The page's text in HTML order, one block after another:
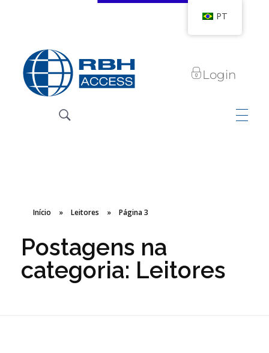
Login
Início » Leitores » Página 3
Postagens na
categoria: Leitores
PT